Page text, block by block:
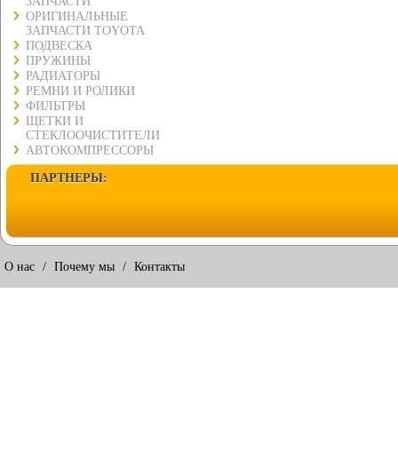
ОРИГИНАЛЬНЫЕ
ЗАПЧАСТИ TOYOTA
ПОДВЕСКА
ПРУЖИНЫ
РАДИАТОРЫ
РЕМНИ И РОЛИКИ
ФИЛЬТРЫ
ЩЕТКИ И
СТЕКЛООЧИСТИТЕЛИ
АВТОКОМПРЕССОРЫ
ПАРТНЕРЫ:
О нас / Почему мы / Контакты